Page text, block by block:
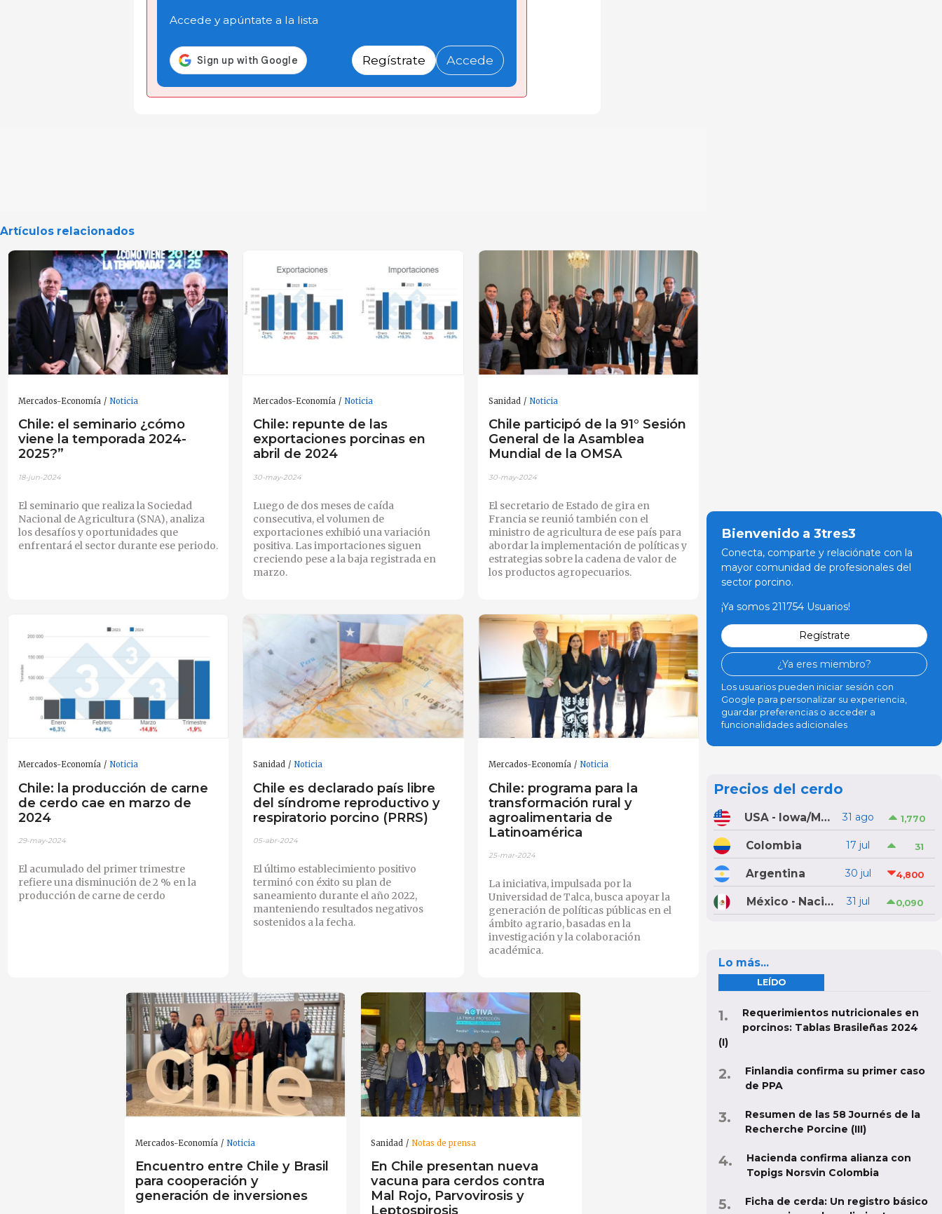
Accede y apúntate a la lista
Regístrate Accede
Artículos relacionados
Mercados-Economía Noticia
Chile: el seminario ¿cómo
viene la temporada 2024-
2025?”
18-jun-2024
El seminario que realiza la Sociedad
Nacional de Agricultura (SNA), analiza
los desafíos y oportunidades que
enfrentará el sector durante ese periodo.
Mercados-Economía Noticia
Chile: repunte de las
exportaciones porcinas en
abril de 2024
30-may-2024
Luego de dos meses de caída
consecutiva, el volumen de
exportaciones exhibió una variación
positiva. Las importaciones siguen
creciendo pese a la baja registrada en
marzo.
Sanidad Noticia
Chile participó de la 91° Sesión
General de la Asamblea
Mundial de la OMSA
30-may-2024
El secretario de Estado de gira en
Francia se reunió también con el
ministro de agricultura de ese país para
abordar la implementación de políticas y
estrategias sobre la cadena de valor de
los productos agropecuarios.
Mercados-Economía Noticia
Chile: la producción de carne
de cerdo cae en marzo de
2024
29-may-2024
El acumulado del primer trimestre
refiere una disminución de 2 % en la
producción de carne de cerdo
Sanidad Noticia
Chile es declarado país libre
del síndrome reproductivo y
respiratorio porcino (PRRS)
05-abr-2024
El último establecimiento positivo
terminó con éxito su plan de
saneamiento durante el año 2022,
manteniendo resultados negativos
sostenidos a la fecha.
Mercados-Economía Noticia
Chile: programa para la
transformación rural y
agroalimentaria de
Latinoamérica
25-mar-2024
La iniciativa, impulsada por la
Universidad de Talca, busca apoyar la
generación de políticas públicas en el
ámbito agrario, basadas en la
investigación y la colaboración
académica.
Mercados-Economía Noticia
Encuentro entre Chile y Brasil
para cooperación y
generación de inversiones
Sanidad Notas de prensa
En Chile presentan nueva
vacuna para cerdos contra
Mal Rojo, Parvovirosis y
Leptospirosis
Bienvenido a 3tres3
Conecta, comparte y relaciónate con la
mayor comunidad de profesionales del
sector porcino.
¡Ya somos 211754 Usuarios!
Regístrate
¿Ya eres miembro?
Los usuarios pueden iniciar sesión con
Google para personalizar su experiencia,
guardar preferencias o acceder a
funcionalidades adicionales
Precios del cerdo
USA - Iowa/Minnesota 31 ago 1,770
Colombia 17 jul 31
Argentina 30 jul 4,800
México - Nacional 31 jul 0,090
Lo más...
LEÍDO
Requerimientos nutricionales en
porcinos: Tablas Brasileñas 2024
(I)
Finlandia confirma su primer caso
de PPA
Resumen de las 58 Journés de la
Recherche Porcine (III)
Hacienda confirma alianza con
Topigs Norsvin Colombia
Ficha de cerda: Un registro básico